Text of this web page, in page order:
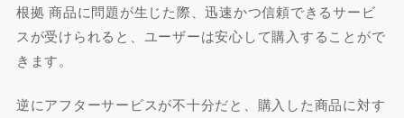
根拠 商品に問題が生じた際、迅速かつ信頼できるサービ
スが受けられると、ユーザーは安心して購入することがで
きます。
逆にアフターサービスが不十分だと、購入した商品に対す